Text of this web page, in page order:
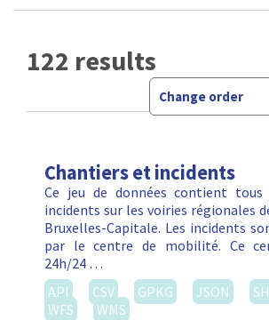
122 results
Change order
Chantiers et incidents
Ce jeu de données contient tous
incidents sur les voiries régionales
Bruxelles-Capitale. Les incidents
par le centre de mobilité. Ce
24h/24 …
API
CSV GPKG JSON
WFS
WMS